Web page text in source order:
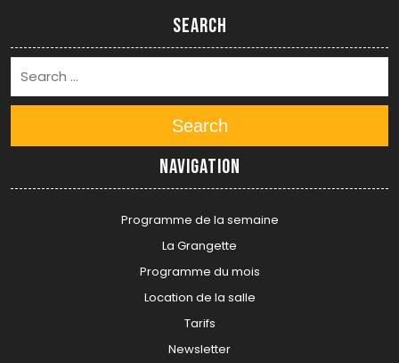
Search
Search
Navigation
Programme de la semaine
La Grangette
Programme du mois
Location de la salle
Tarifs
Newsletter